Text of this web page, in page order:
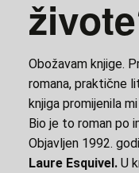
Obožavam knjige.
romana, praktične
knjiga promijenila
Bio je to roman po
Objavljen 1992.
Laure Esquivel.U